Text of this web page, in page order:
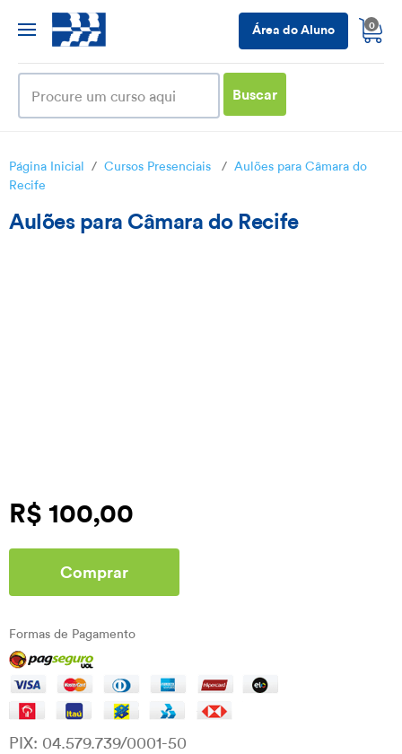
Área do Aluno 0
Buscar
Página Inicial / Cursos Presenciais / Aulões para Câmara do
Recife
Aulões para Câmara do Recife
R$ 100,00
Comprar
Formas de Pagamento
PIX: 04.579.739/0001-50